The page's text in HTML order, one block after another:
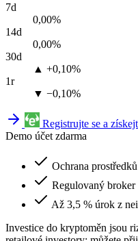
7d
0,00%
14d
0,00%
30d
▲ +0,10%
1r
▼ −0,10%
Registrujte se a
Demo účet zdarma
Ochrana
Regulovaný broker
Až 3,5 % úrok z
Investice do kryptoměn jsou